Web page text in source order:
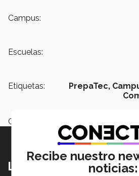
Campus:
Escuelas:
Etiquetas: PrepaTec,
Categoría:
Lo más nuevo
Recibe nuestro
noticias: